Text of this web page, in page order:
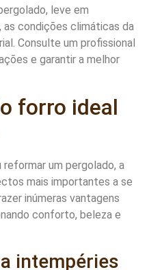
leve em
condições climáticas da
Consulte um profissional
e garantir a melhor
forro ideal
um pergolado, a
mais importantes a se
inúmeras vantagens
conforto, beleza e
intempéries